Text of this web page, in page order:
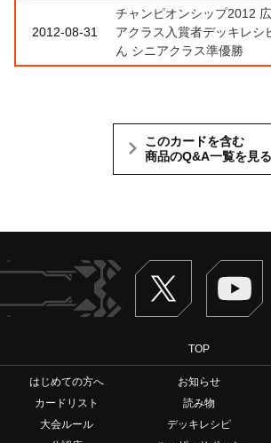
2012-08-31
チャンピオンシップ2012
アクラス入賞者デッキレシ
ん シニアクラス準優勝
このカードを含む
商品のQ&A一覧を見る
Twitter
TOP
はじめての方へ お知らせ
カードリスト
読み物
大会ルール
デッキレシピ